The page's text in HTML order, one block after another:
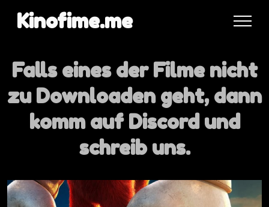
Kinofime.me
Falls eines der Filme nicht
zu Downloaden geht, dann
komm auf Discord und
schreib uns.